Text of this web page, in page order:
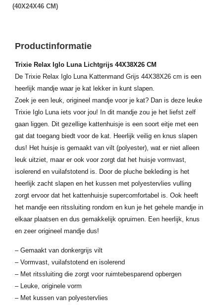
(40X24X46 CM)
Productinformatie
Trixie Relax Iglo Luna Lichtgrijs 44X38X26 CM
De Trixie Relax Iglo Luna Kattenmand Grijs 44X38X26 cm is een
heerlijk mandje waar je kat lekker in kunt slapen.
Zoek je een leuk, origineel mandje voor je kat? Dan is deze leuke
Trixie Iglo Luna iets voor jou! In dit mandje zou je het liefst zelf
gaan liggen. Dit gezellige kattenhuisje is een soort eitje met een
gat dat toegang biedt voor de kat. Heerlijk veilig en knus slapen
dus! Het huisje is gemaakt van vilt (polyester), wat er niet alleen
leuk uitziet, maar er ook voor zorgt dat het huisje vormvast,
isolerend en vuilafstotend is. Door de pluche bekleding is het
heerlijk zacht slapen en het kussen met polyestervlies vulling
zorgt ervoor dat het kattenhuisje supercomfortabel is. Ook heeft
het mandje een ritssluiting rondom en kun je het gehele mandje in
elkaar plaatsen en dus gemakkelijk opruimen. Een heerlijk, knus
en zeer origineel mandje dus!
– Gemaakt van donkergrijs vilt
– Vormvast, vuilafstotend en isolerend
– Met ritssluiting die zorgt voor ruimtebesparend opbergen
– Leuke, originele vorm
– Met kussen van polyestervlies